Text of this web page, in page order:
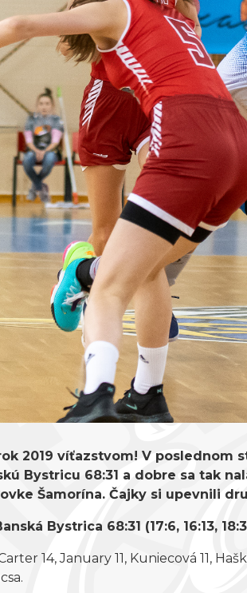
2019 víťazstvom! V
Bystricu 68:31 a dobre sa tak
Šamorína. Čajky si upevnili
Bystrica 68:31 (17:6, 16:13,
14, January 11, Kuniecová 11,